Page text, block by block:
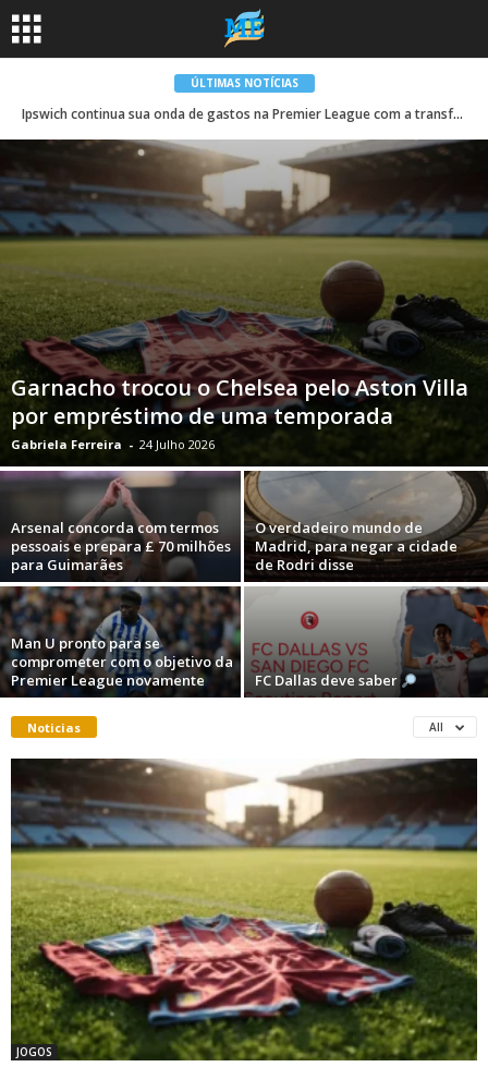
ÚLTIMAS NOTÍCIAS
Ipswich continua sua onda de gastos na Premier League com a transferência de £ 20 milhões de Fatawu
Garnacho trocou o Chelsea pelo Aston Villa
por empréstimo de uma temporada
Gabriela Ferreira - 24 Julho 2026
Arsenal concorda com termos
pessoais e prepara £ 70 milhões
para Guimarães
O verdadeiro mundo de
Madrid, para negar a cidade
de Rodri disse
Man U pronto para se
comprometer com o objetivo da
Premier League novamente
FC Dallas deve saber
Noticias All
JOGOS